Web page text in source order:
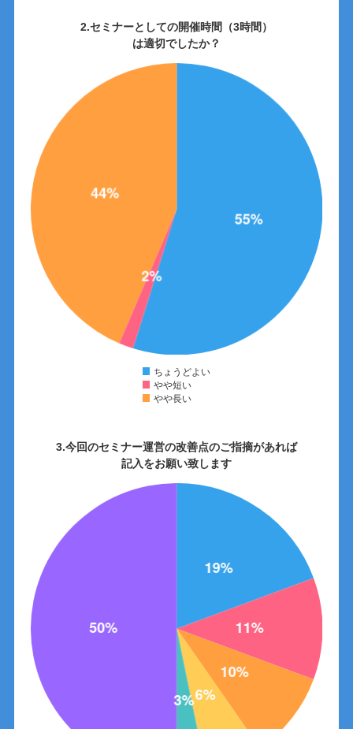
2.セミナーとしての開催時間（3時間）
は適切でしたか？
ちょうどよい
やや短い
やや長い
3.今回のセミナー運営の改善点のご指摘があれば
記入をお願い致します